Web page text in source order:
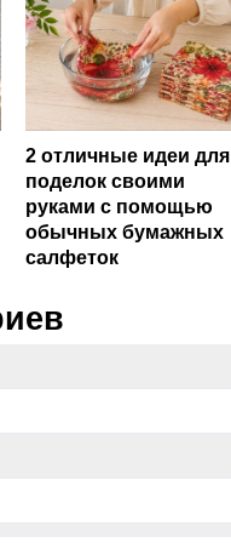
2 отличные идеи для
поделок своими
руками с помощью
обычных бумажных
салфеток